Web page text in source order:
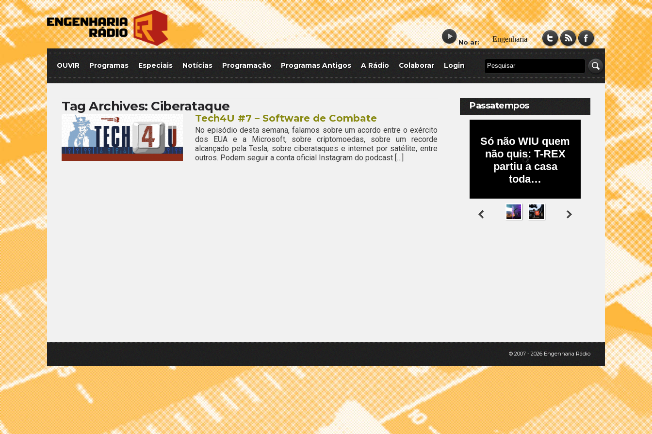
No ar:
OUVIR Programas Especiais Notícias Programação Programas Antigos A Rádio Colaborar Login
Tag Archives: Ciberataque
Tech4U #7 – Software de Combate
No episódio desta semana, falamos sobre um acordo entre o exército
dos EUA e a Microsoft, sobre criptomoedas, sobre um recorde
alcançado pela Tesla, sobre ciberataques e internet por satélite, entre
outros. Podem seguir a conta oficial Instagram do podcast […]
Passatempos
© 2007 - 2026 Engenharia Rádio